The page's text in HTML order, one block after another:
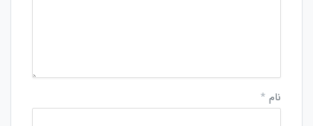
نام *